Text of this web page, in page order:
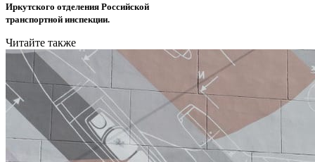
Иркутского отделения Российской
транспортной инспекции.
Читайте также